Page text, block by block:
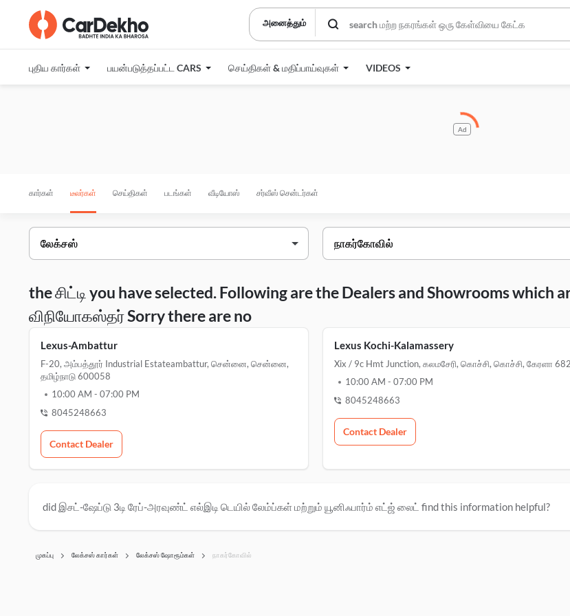
அனைத்தும்
புதிய கார்கள் பயன்படுத்தப்பட்ட CARS செய்திகள் & மதிப்பாய்வுகள் VIDEOS
Ad
கார்கள் டீலர்கள் செய்திகள் படங்கள் வீடியோஸ் சர்வீஸ் சென்டர்கள்
the சிட்டி you have selected. Following are the Dealers and Showrooms
விநியோகஸ்தர் Sorry there are no
Lexus-Ambattur
F-20, அம்பத்தூர் Industrial Estateambattur, சென்னை, சென்னை,
தமிழ்நாடு 600058
10:00 AM - 07:00 PM
8045248663
Contact Dealer
Lexus Kochi-Kalamassery
Xix / 9c Hmt Junction, கலமசேரி, கொச்சி, கொச்சி, கேரளா
10:00 AM - 07:00 PM
8045248663
Contact Dealer
did இசட்-ஷேப்டு 3டி ரேப்-அரவுண்ட் எல்இடி டெயில் லேம்ப்கள் மற்றும் யூனிஃபார்ம் எட்ஜ் லைட் find this information helpful?
முகப்பு லேக்சஸ் கார்கள் லேக்சஸ் ஷோரூம்கள் நாகர்கோவில்